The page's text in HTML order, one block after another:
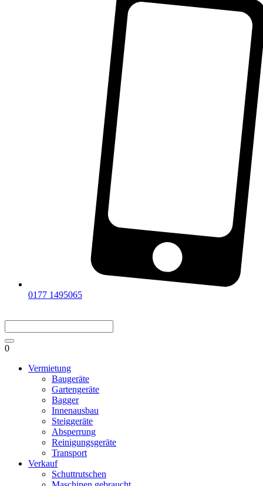
0177 1495065
0
Vermietung
Baugeräte
Gartengeräte
Bagger
Innenausbau
Steiggeräte
Absperrung
Reinigungsgeräte
Transport
Verkauf
Schuttrutschen